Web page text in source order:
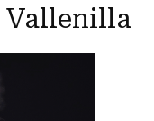
Vallenilla